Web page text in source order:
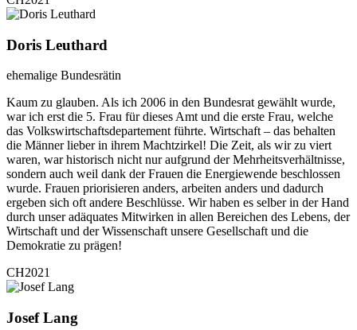
Doris Leuthard
ehemalige Bundesrätin
Kaum zu glauben. Als ich 2006 in den Bundesrat gewählt wurde,
war ich erst die 5. Frau für dieses Amt und die erste Frau, welche
das Volkswirtschaftsdepartement führte. Wirtschaft – das behalten
die Männer lieber in ihrem Machtzirkel! Die Zeit, als wir zu viert
waren, war historisch nicht nur aufgrund der Mehrheitsverhältnisse,
sondern auch weil dank der Frauen die Energiewende beschlossen
wurde. Frauen priorisieren anders, arbeiten anders und dadurch
ergeben sich oft andere Beschlüsse. Wir haben es selber in der Hand
durch unser adäquates Mitwirken in allen Bereichen des Lebens, der
Wirtschaft und der Wissenschaft unsere Gesellschaft und die
Demokratie zu prägen!
CH2021
Josef Lang